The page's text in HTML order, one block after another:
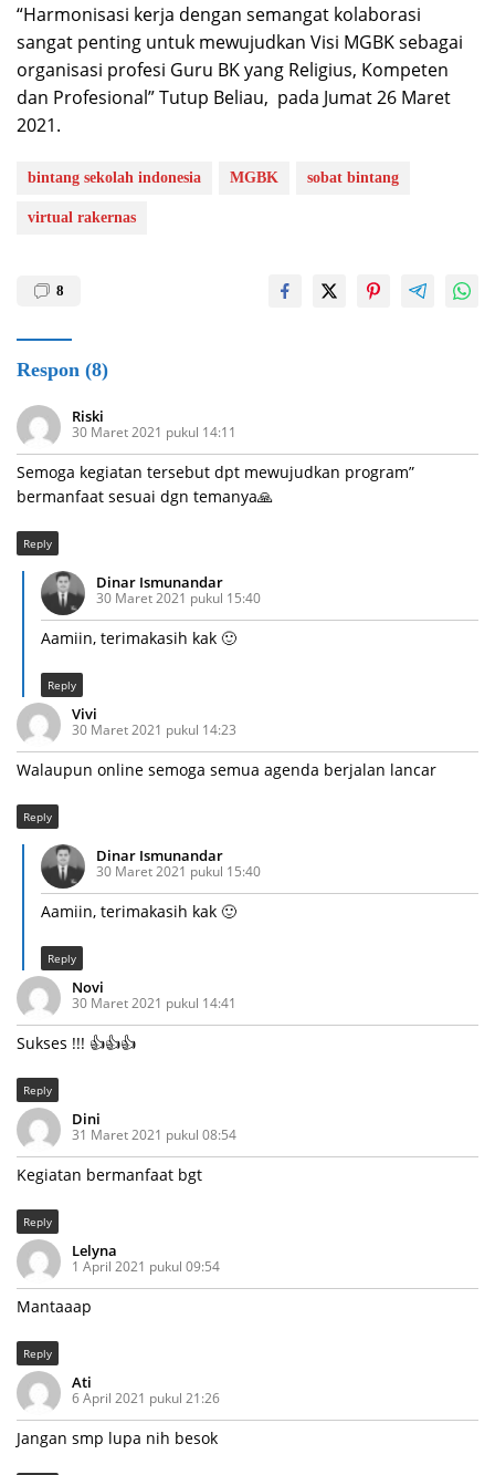
“Harmonisasi kerja dengan semangat kolaborasi
sangat penting untuk mewujudkan Visi MGBK sebagai
organisasi profesi Guru BK yang Religius, Kompeten
dan Profesional” Tutup Beliau, pada Jumat 26 Maret
2021.
bintang sekolah indonesia MGBK sobat bintang
virtual rakernas
8
Respon (8)
Riski
30 Maret 2021 pukul 14:11
Semoga kegiatan tersebut dpt mewujudkan program”
bermanfaat sesuai dgn temanya🙏
Reply
Dinar Ismunandar
30 Maret 2021 pukul 15:40
Aamiin, terimakasih kak 🙂
Reply
Vivi
30 Maret 2021 pukul 14:23
Walaupun online semoga semua agenda berjalan lancar
Reply
Dinar Ismunandar
30 Maret 2021 pukul 15:40
Aamiin, terimakasih kak 🙂
Reply
Novi
30 Maret 2021 pukul 14:41
Sukses !!! 👍👍👍
Reply
Dini
31 Maret 2021 pukul 08:54
Kegiatan bermanfaat bgt
Reply
Lelyna
1 April 2021 pukul 09:54
Mantaaap
Reply
Ati
6 April 2021 pukul 21:26
Jangan smp lupa nih besok